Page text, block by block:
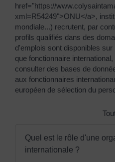
href="https://
xml=R54249">ONU</a>,
mondiale...) recrutent, par
profils qualifiés dans des
d'emplois sont disponibles
que fonctionnaire
consulter des bases de
aux fonctionnaires
européen de sélection du
Quel est le rôle d'une
internationale ?